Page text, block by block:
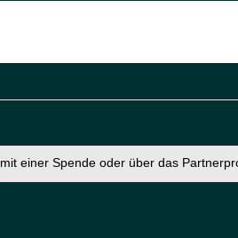
mit einer Spende oder über das